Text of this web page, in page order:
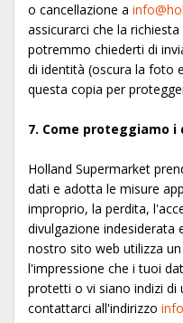
o cancellazione a
assicurarci che la
potremmo chiederti di
di identità (oscura la foto
questa copia per
7. Come proteggiamo
Holland Supermarket
dati e adotta le misure
improprio, la perdita,
divulgazione indesiderata
nostro sito web utilizza
l'impressione che i tuoi
protetti o vi siano indizi
contattarci all'indirizzo